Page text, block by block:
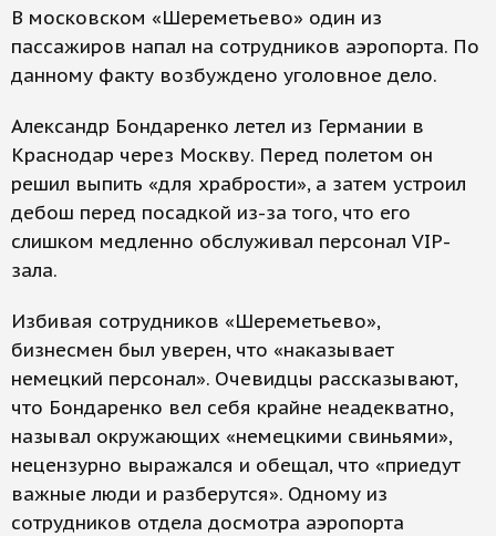
В московском «Шереметьево» один из
пассажиров напал на сотрудников аэропорта. По
данному факту возбуждено уголовное дело.
Александр Бондаренко летел из Германии в
Краснодар через Москву. Перед полетом он
решил выпить «для храбрости», а затем устроил
дебош перед посадкой из-за того, что его
слишком медленно обслуживал персонал VIP-
зала.
Избивая сотрудников «Шереметьево»,
бизнесмен был уверен, что «наказывает
немецкий персонал». Очевидцы рассказывают,
что Бондаренко вел себя крайне неадекватно,
называл окружающих «немецкими свиньями»,
нецензурно выражался и обещал, что «приедут
важные люди и разберутся». Одному из
сотрудников отдела досмотра аэропорта